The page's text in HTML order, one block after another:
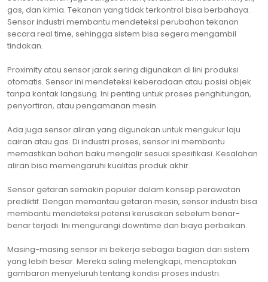
gas, dan kimia. Tekanan yang tidak terkontrol bisa berbahaya.
Sensor industri membantu mendeteksi perubahan tekanan
secara real time, sehingga sistem bisa segera mengambil
tindakan.
Proximity atau sensor jarak sering digunakan di lini produksi
otomatis. Sensor ini mendeteksi keberadaan atau posisi objek
tanpa kontak langsung. Ini penting untuk proses penghitungan,
penyortiran, atau pengamanan mesin.
Ada juga sensor aliran yang digunakan untuk mengukur laju
cairan atau gas. Di industri proses, sensor ini membantu
memastikan bahan baku mengalir sesuai spesifikasi. Kesalahan
aliran bisa memengaruhi kualitas produk akhir.
Sensor getaran semakin populer dalam konsep perawatan
prediktif. Dengan memantau getaran mesin, sensor industri bisa
membantu mendeteksi potensi kerusakan sebelum benar-
benar terjadi. Ini mengurangi downtime dan biaya perbaikan.
Masing-masing sensor ini bekerja sebagai bagian dari sistem
yang lebih besar. Mereka saling melengkapi, menciptakan
gambaran menyeluruh tentang kondisi proses industri.